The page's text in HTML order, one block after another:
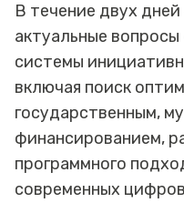
В течение двух
актуальные
системы
включая поиск
государственным,
финансированием,
программного
современных